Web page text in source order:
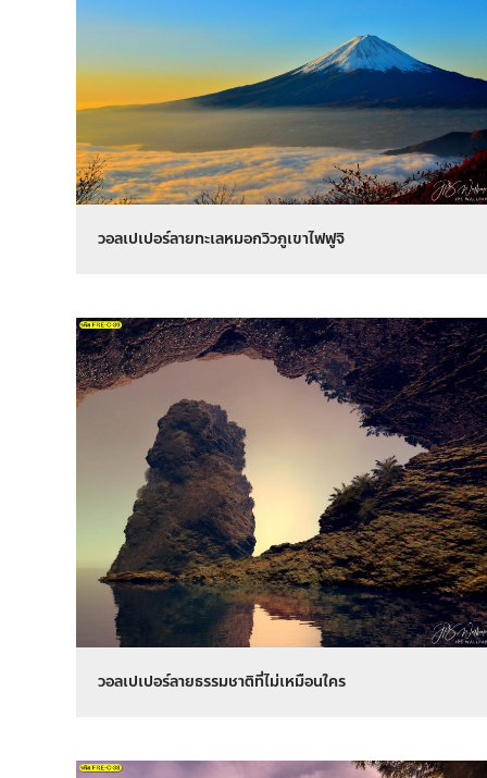
วอลเปเปอร์ลายทะเลหมอกวิวภูเขาไฟฟูจิ
วอลเปเปอร์ลายธรรมชาติที่ไม่เหมือนใคร